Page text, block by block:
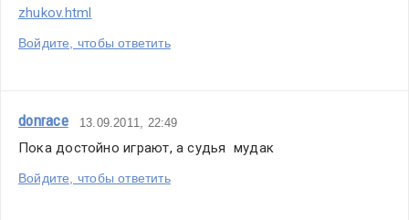
zhukov.html
Войдите, чтобы ответить
donrace 13.09.2011, 22:49
Пока достойно играют, а судья  мудак
Войдите, чтобы ответить